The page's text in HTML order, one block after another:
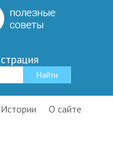
Истории О сайте